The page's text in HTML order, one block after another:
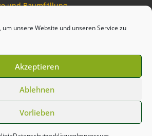
unsere Website und unseren Service zu
Akzeptieren
Ablehnen
Vorlieben
und Baumfällung
by Talking Pixel